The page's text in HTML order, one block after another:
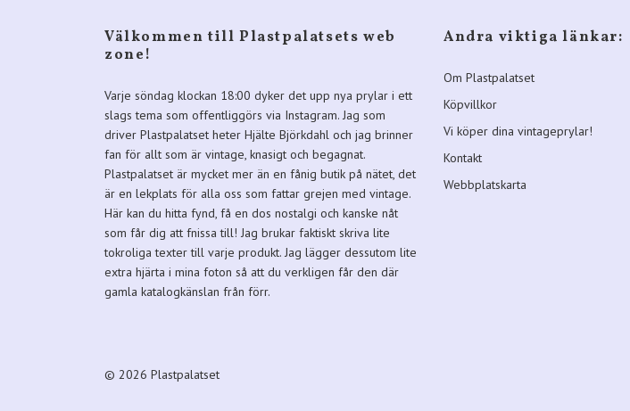
Välkommen till Plastpalatsets web
zone!
Varje söndag klockan 18:00 dyker det upp nya prylar i ett
slags tema som offentliggörs via Instagram. Jag som
driver Plastpalatset heter Hjälte Björkdahl och jag brinner
fan för allt som är vintage, knasigt och begagnat.
Plastpalatset är mycket mer än en fånig butik på nätet, det
är en lekplats för alla oss som fattar grejen med vintage.
Här kan du hitta fynd, få en dos nostalgi och kanske nåt
som får dig att fnissa till! Jag brukar faktiskt skriva lite
tokroliga texter till varje produkt. Jag lägger dessutom lite
extra hjärta i mina foton så att du verkligen får den där
gamla katalogkänslan från förr.
Andra viktiga länkar:
Om Plastpalatset
Köpvillkor
Vi köper dina vintageprylar!
Kontakt
Webbplatskarta
© 2026 Plastpalatset